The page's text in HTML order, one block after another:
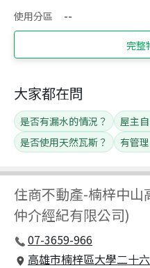
使用分區
--
完整
住商不動產-楠梓中山
仲介經紀有限公司)
07-3659-966
高雄市楠梓區大學二十
大家都在問
是否有漏水的情況？
屋主
是否使用天然瓦斯？
有管